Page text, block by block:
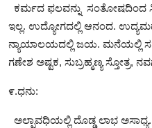
ಕರ್ಮದ ಫಲವನ್ನು ಸಂತೋಷದಿಂದ
ಇಲ್ಲ. ಉದ್ಯೋಗದಲ್ಲಿ ಆನಂದ.
ನ್ಯಾಯಾಲಯದಲ್ಲಿ ಜಯ. ಮನೆಯಲ್ಲಿ
ಗಣೇಶ ಅಷ್ಟಕ, ಸುಬ್ರಹ್ಮಣ್ಯ ಸ್ತೋತ್ರ,
೯.ಧನು:
ಅಲ್ಪಾವಧಿಯಲ್ಲಿ ದೊಡ್ಡ ಲಾಭ